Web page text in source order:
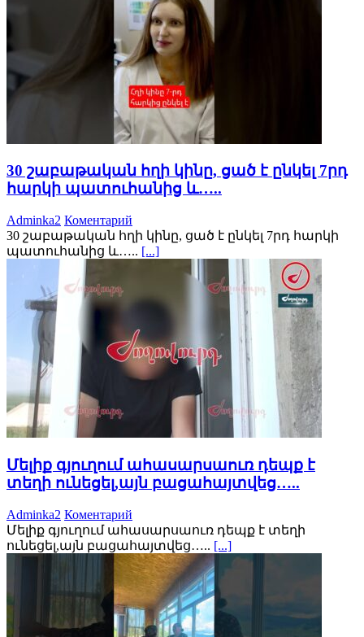
30 շաբաթական հղի կինը, ցած է ընկել 7րդ
հարկի պատուհանից և…..
Adminka2 Коментарий
30 շաբաթական հղի կինը, ցած է ընկել 7րդ հարկի
պատուհանից և….. [...]
Մելիք գյուղում ահասարսաուռ դեպք է
տեղի ունեցել,այն բացահայտվեց…..
Adminka2 Коментарий
Մելիք գյուղում ահասարսաուռ դեպք է տեղի
ունեցել,այն բացահայտվեց….. [...]